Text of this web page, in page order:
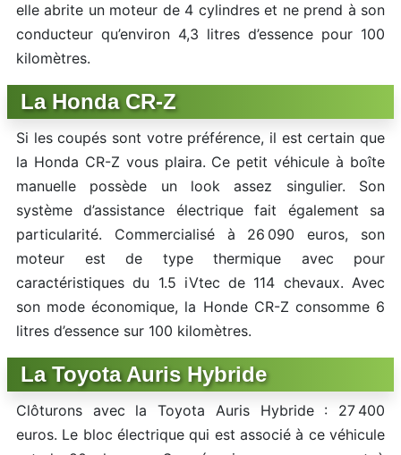
elle abrite un moteur de 4 cylindres et ne prend à son
conducteur qu’environ 4,3 litres d’essence pour 100
kilomètres.
La Honda CR-Z
Si les coupés sont votre préférence, il est certain que
la Honda CR-Z vous plaira. Ce petit véhicule à boîte
manuelle possède un look assez singulier. Son
système d’assistance électrique fait également sa
particularité. Commercialisé à 26 090 euros, son
moteur est de type thermique avec pour
caractéristiques du 1.5 iVtec de 114 chevaux. Avec
son mode économique, la Honde CR-Z consomme 6
litres d’essence sur 100 kilomètres.
La Toyota Auris Hybride
Clôturons avec la Toyota Auris Hybride : 27 400
euros. Le bloc électrique qui est associé à ce véhicule